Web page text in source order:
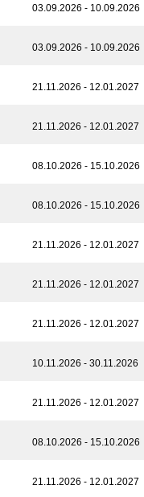
03.09.2026 - 10.09.2026
03.09.2026 - 10.09.2026
21.11.2026 - 12.01.2027
21.11.2026 - 12.01.2027
08.10.2026 - 15.10.2026
08.10.2026 - 15.10.2026
21.11.2026 - 12.01.2027
21.11.2026 - 12.01.2027
21.11.2026 - 12.01.2027
10.11.2026 - 30.11.2026
21.11.2026 - 12.01.2027
08.10.2026 - 15.10.2026
21.11.2026 - 12.01.2027